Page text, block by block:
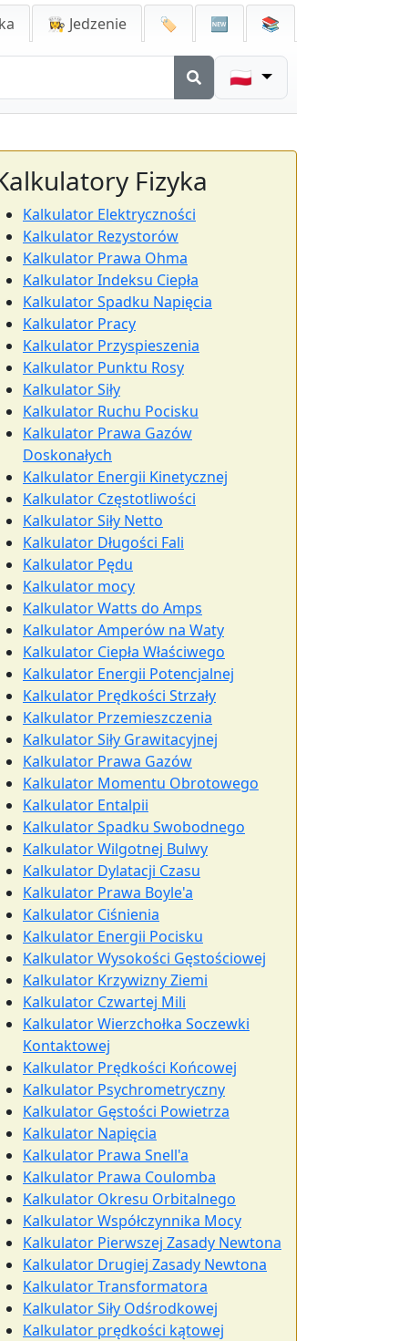
👩‍🍳 Jedzenie 🏷️ 🆕 📚
🇵🇱
Fizyka
Kalkulator Elektryczności
Kalkulator Rezystorów
Kalkulator Prawa Ohma
Kalkulator Indeksu Ciepła
Kalkulator Spadku Napięcia
Kalkulator Pracy
Kalkulator Przyspieszenia
Kalkulator Punktu Rosy
Kalkulator Siły
Kalkulator Ruchu Pocisku
Kalkulator Prawa Gazów
Doskonałych
Kalkulator Energii Kinetycznej
Kalkulator Częstotliwości
Kalkulator Siły Netto
Kalkulator Długości Fali
Kalkulator Pędu
Kalkulator mocy
Kalkulator Watts do Amps
Kalkulator Amperów na Waty
Kalkulator Ciepła Właściwego
Kalkulator Energii Potencjalnej
Kalkulator Prędkości Strzały
Kalkulator Przemieszczenia
Kalkulator Siły Grawitacyjnej
Kalkulator Prawa Gazów
Kalkulator Momentu Obrotowego
Kalkulator Entalpii
Kalkulator Spadku Swobodnego
Kalkulator Wilgotnej Bulwy
Kalkulator Dylatacji Czasu
Kalkulator Prawa Boyle'a
Kalkulator Ciśnienia
Kalkulator Energii Pocisku
Kalkulator Wysokości Gęstościowej
Kalkulator Krzywizny Ziemi
Kalkulator Czwartej Mili
Kalkulator Wierzchołka Soczewki
Kontaktowej
Kalkulator Prędkości Końcowej
Kalkulator Psychrometryczny
Kalkulator Gęstości Powietrza
Kalkulator Napięcia
Kalkulator Prawa Snell'a
Kalkulator Prawa Coulomba
Kalkulator Okresu Orbitalnego
Kalkulator Współczynnika Mocy
Kalkulator Pierwszej Zasady Newtona
Kalkulator Drugiej Zasady Newtona
Kalkulator Transformatora
Kalkulator Siły Odśrodkowej
Kalkulator prędkości kątowej